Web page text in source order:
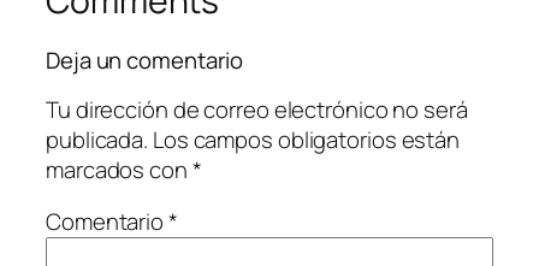
Deja un comentario
Tu dirección de correo electrónico no será
publicada. Los campos obligatorios están
marcados con*
Comentario*